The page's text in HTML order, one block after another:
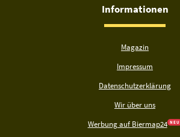
Informationen
Magazin
Impressum
Datenschutzerklärung
Wir über uns
Werbung auf Biermap24 N E U